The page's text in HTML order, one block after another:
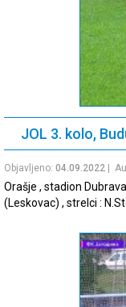
JOL 3. kolo,
Objavljeno: 04.09.2022 |
Orašje , stadion
(Leskovac) , strelci :